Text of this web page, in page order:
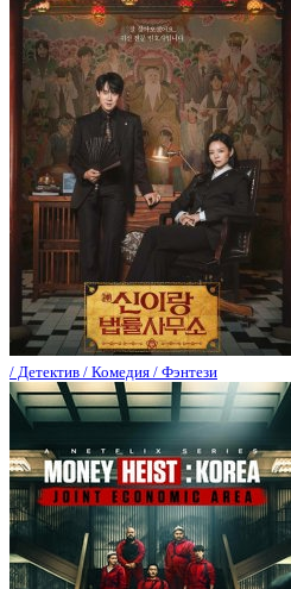
/ Детектив / Комедия / Фэнтези